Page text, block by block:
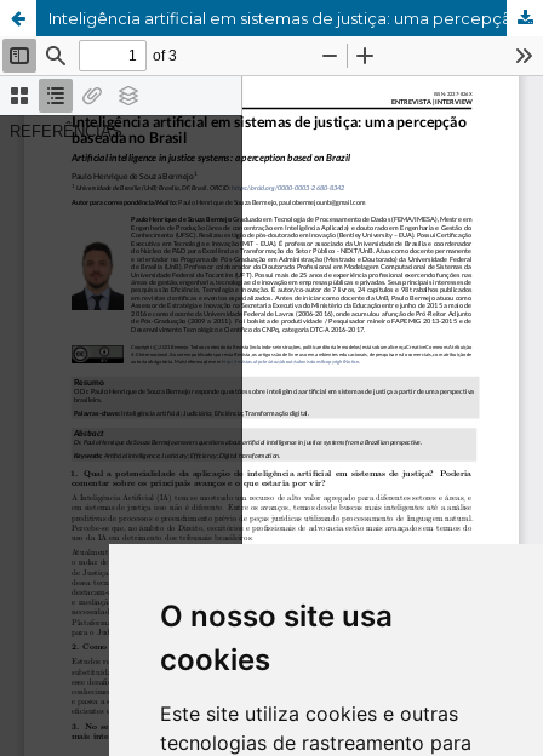
O nosso site usa
cookies
Este site utiliza cookies e outras
tecnologias de rastreamento para
Inteligência artificial em sistemas de justiça: uma percepção baseada no Brasil